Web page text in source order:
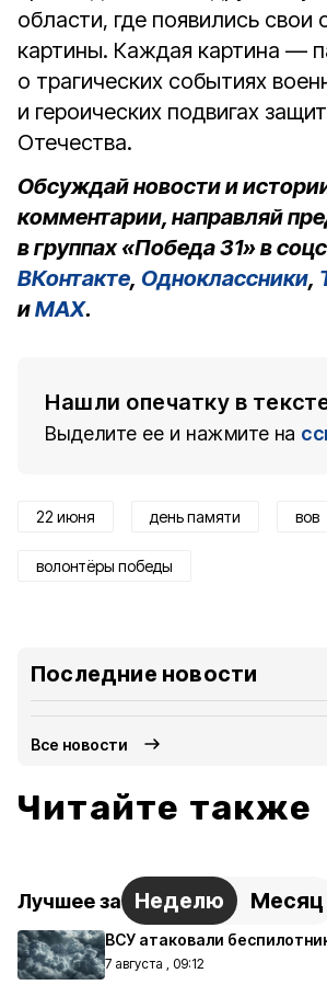
области, где появились свои
картины. Каждая картина —
о трагических событиях
и героических подвигах
Отечества.
Обсуждай новости и
комментарии, направляй
в группах «Победа 31» в
ВКонтакте, Одноклассники,
иMAX.
Нашли опечатку в
Выделите ее и нажмите на
22 июня день памяти вов
волонтёры победы
Последние новости
Все новости
Читайте также
Лучшее за Неделю Месяц
ВСУ атаковали
7 августа , 09:12